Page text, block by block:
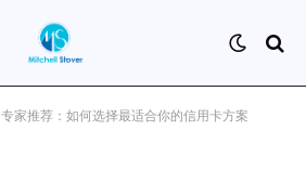
专家推荐：如何选择最适合你的信用卡方案